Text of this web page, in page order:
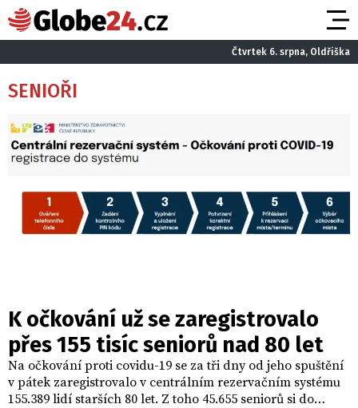
Čtvrtek 6. srpna, Oldřiška
SENIOŘI
K očkování už se zaregistrovalo
přes 155 tisíc seniorů nad 80 let
Na očkování proti covidu-19 se za tři dny od jeho spuštění
v pátek zaregistrovalo v centrálním rezervačním systému
155.389 lidí starších 80 let. Z toho 45.655 seniorů si do